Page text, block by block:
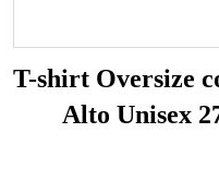
T-shirt Oversize
Alto Unisex